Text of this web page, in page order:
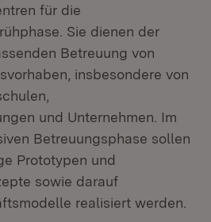
für die
Sie dienen der
Betreuung von
insbesondere von
und Unternehmen. Im
Betreuungsphase sollen
Prototypen und
sowie darauf
realisiert werden.